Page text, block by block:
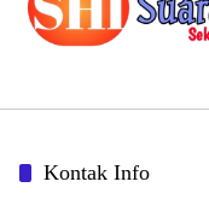
Kontak Info